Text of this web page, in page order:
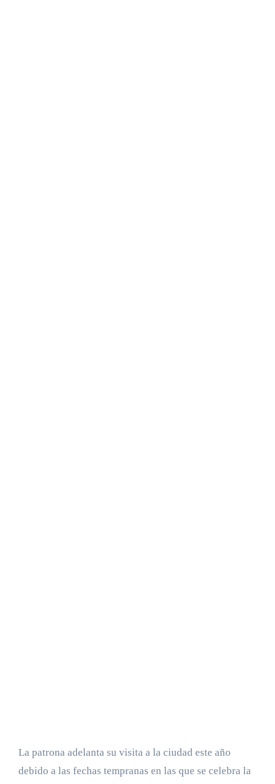
La patrona adelanta su visita a la ciudad este año
debido a las fechas tempranas en las que se celebra la